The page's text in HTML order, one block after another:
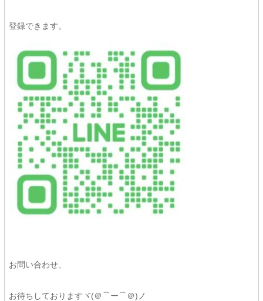
登録できます。
お問い合わせ、
お待ちしておりますヾ(＠⌒ー⌒＠)ノ